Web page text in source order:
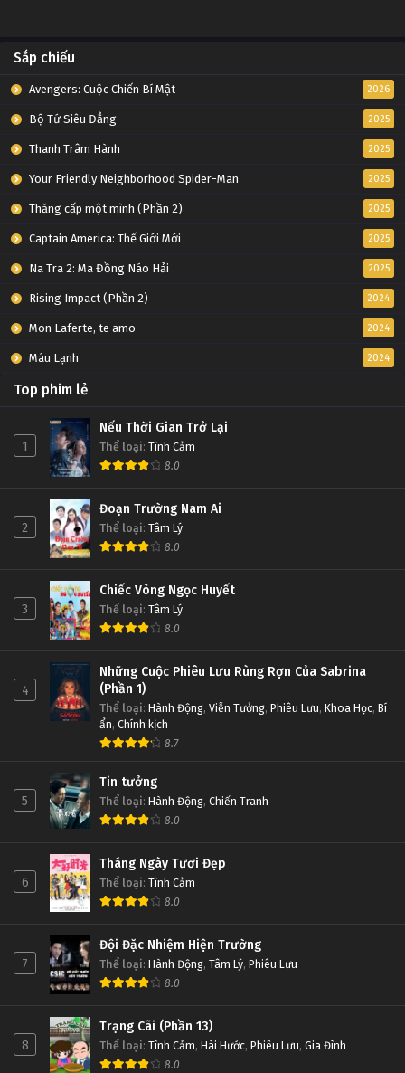
Sắp chiếu
Avengers: Cuộc Chiến Bí Mật 2026
Bộ Tứ Siêu Đẳng 2025
Thanh Trâm Hành 2025
Your Friendly Neighborhood Spider-Man 2025
Thăng cấp một mình (Phần 2) 2025
Captain America: Thế Giới Mới 2025
Na Tra 2: Ma Đồng Náo Hải 2025
Rising Impact (Phần 2) 2024
Mon Laferte, te amo 2024
Máu Lạnh 2024
Top phim lẻ
1
Nếu Thời Gian Trở Lại
Thể loại: Tình Cảm
8.0
2
Đoạn Trường Nam Ai
Thể loại: Tâm Lý
8.0
3
Chiếc Vòng Ngọc Huyết
Thể loại: Tâm Lý
8.0
4
Những Cuộc Phiêu Lưu Rùng Rợn Của Sabrina
(Phần 1)
Thể loại: Hành Động, Viễn Tưởng, Phiêu Lưu, Khoa Học, Bí
ẩn, Chính kịch
8.7
5
Tin tưởng
Thể loại: Hành Động, Chiến Tranh
8.0
6
Tháng Ngày Tươi Đẹp
Thể loại: Tình Cảm
8.0
7
Đội Đặc Nhiệm Hiện Trường
Thể loại: Hành Động, Tâm Lý, Phiêu Lưu
8.0
8
Trạng Cãi (Phần 13)
Thể loại: Tình Cảm, Hài Hước, Phiêu Lưu, Gia Đình
8.0